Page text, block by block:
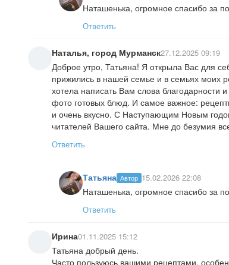
Наташенька, огромное спасибо за
Ответить
Наталья, город Мурманск27.12.2025 09:19
Доброе утро, Татьяна! Я открыла Вас для
прижились в нашей семье и в семьях моих
хотела написать Вам слова благодарности
фото готовых блюд. И самое важное:
и очень вкусно. С Наступающим Новым
читателей Вашего сайта. Мне до безумия
Ответить
Татьяна Автор 15.02.2026 22:08
Наташенька, огромное спасибо за
Ответить
Ирина01.11.2025 15:12
Татьяна добрый день.
Часто пользуюсь вашими рецептами,